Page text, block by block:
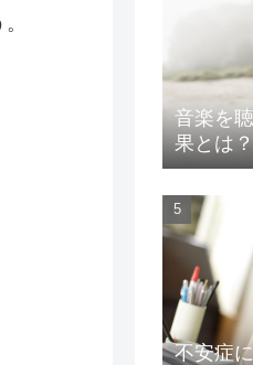
音楽を
果とは？
不安症